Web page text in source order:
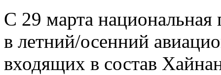
С 29 марта национальная
в летний/осенний
входящих в состав